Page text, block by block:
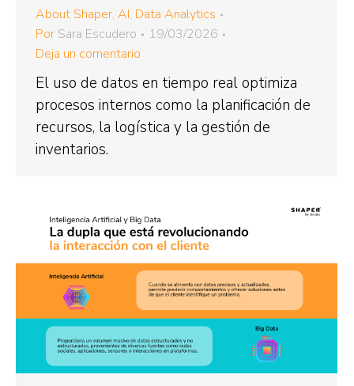
About Shaper, AI, Data Analytics
Por Sara Escudero
19/03/2026
Deja un comentario
El uso de datos en tiempo real optimiza
procesos internos como la planificación de
recursos, la logística y la gestión de
inventarios.